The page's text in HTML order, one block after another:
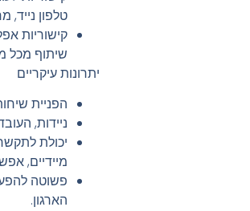
טלפון נייד,
שיתוף מכל
יתרונותעיקריים
הפניית
ניידות,
יכולת
מיידיים,
פשוטה
הארגון.